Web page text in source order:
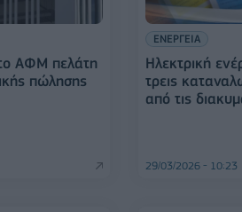
ΑΦΜ πελάτη
πώλησης
ΕΝΕΡΓΕΙΑ
Ηλεκτρική
τρεις
από τις
29/03/2026 - 10:23